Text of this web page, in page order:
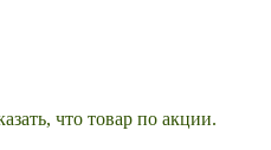
что товар по акции.